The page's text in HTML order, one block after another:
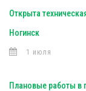
Открыта
Ногинск
1 июля
Плановые работы в